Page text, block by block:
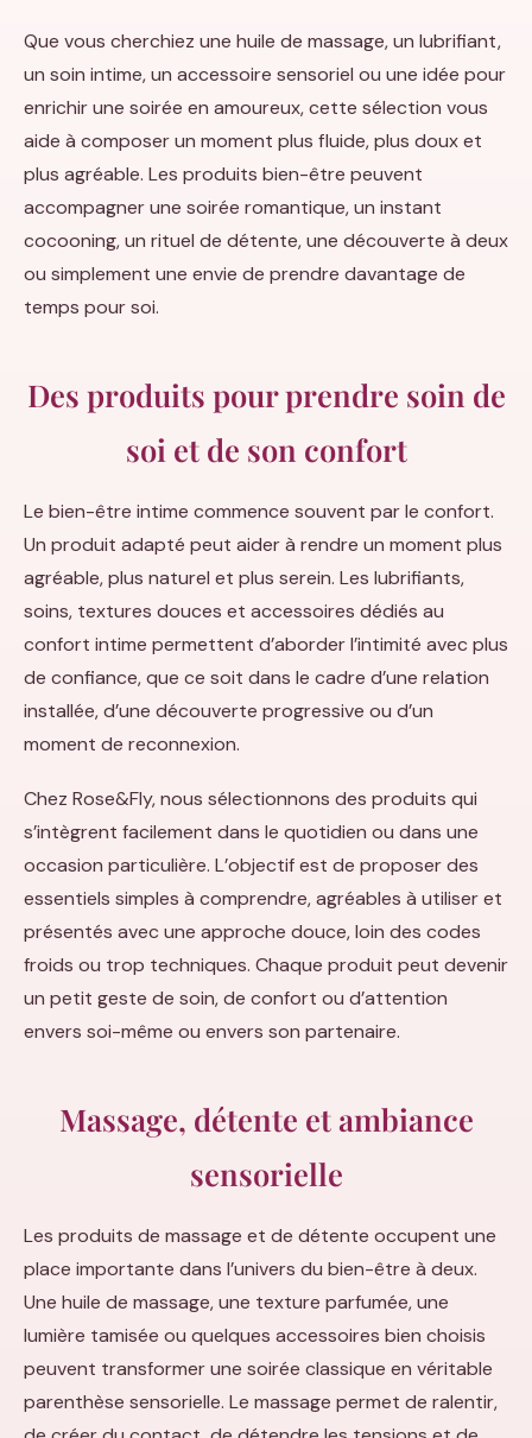
Que vous cherchiez une huile de massage, un lubrifiant,
un soin intime, un accessoire sensoriel ou une idée pour
enrichir une soirée en amoureux, cette sélection vous
aide à composer un moment plus fluide, plus doux et
plus agréable. Les produits bien-être peuvent
accompagner une soirée romantique, un instant
cocooning, un rituel de détente, une découverte à deux
ou simplement une envie de prendre davantage de
temps pour soi.
Des produits pour prendre soin de
soi et de son confort
Le bien-être intime commence souvent par le confort.
Un produit adapté peut aider à rendre un moment plus
agréable, plus naturel et plus serein. Les lubrifiants,
soins, textures douces et accessoires dédiés au
confort intime permettent d’aborder l’intimité avec plus
de confiance, que ce soit dans le cadre d’une relation
installée, d’une découverte progressive ou d’un
moment de reconnexion.
Chez Rose&Fly, nous sélectionnons des produits qui
s’intègrent facilement dans le quotidien ou dans une
occasion particulière. L’objectif est de proposer des
essentiels simples à comprendre, agréables à utiliser et
présentés avec une approche douce, loin des codes
froids ou trop techniques. Chaque produit peut devenir
un petit geste de soin, de confort ou d’attention
envers soi-même ou envers son partenaire.
Massage, détente et ambiance
sensorielle
Les produits de massage et de détente occupent une
place importante dans l’univers du bien-être à deux.
Une huile de massage, une texture parfumée, une
lumière tamisée ou quelques accessoires bien choisis
peuvent transformer une soirée classique en véritable
parenthèse sensorielle. Le massage permet de ralentir,